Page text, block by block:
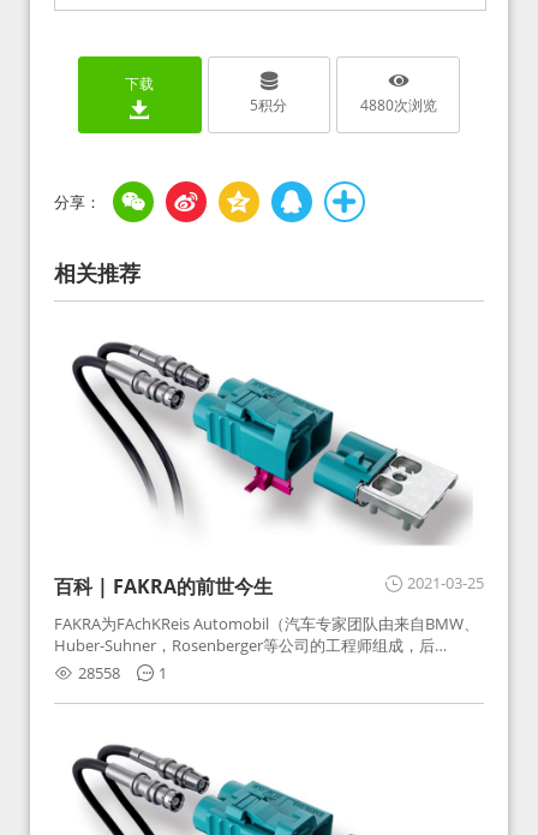
下载
5积分 4880次浏览
相关推荐
2021-03-25
百科 | FAKRA的前世今生
FAKRA为FAchKReis Automobil（汽车专家团队由来自BMW、
Huber-Suhner，Rosenberger等公司的工程师组成，后
Huber-Suhner相关连接器业务及技术在2010年并入
Rosenberger）缩写。起初为BMW需求用于车载收音机天线连
接，如今FAKRA已成为汽车行业通用标准的射频连接器，被业
28558 1